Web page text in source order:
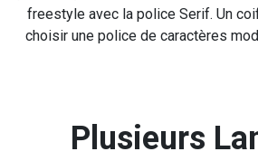
freestyle avec la police Serif. Un
choisir une police de caractères
Plusieurs